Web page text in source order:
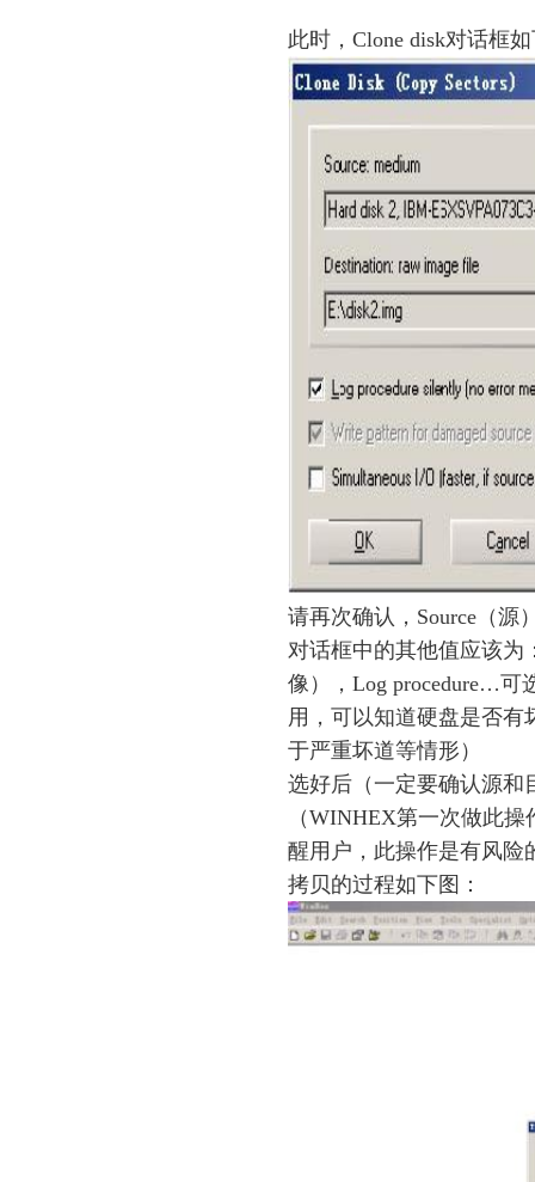
此时，Clone disk对话框
请再次确认，Source（源
对话框中的其他值应该为
像），Log procedure…可
用，可以知道硬盘是否
于严重坏道等情形）
选好后（一定要确认源和
（WINHEX第一次做此
醒用户，此操作是有风险
拷贝的过程如下图：